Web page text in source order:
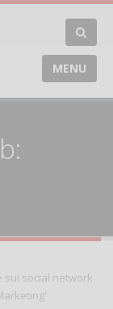
MENU
social network